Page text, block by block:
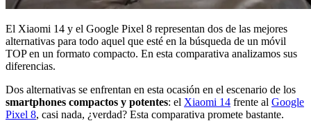
El Xiaomi 14 y el Google Pixel 8 representan dos de las mejores
alternativas para todo aquel que esté en la búsqueda de un móvil
TOP en un formato compacto. En esta comparativa analizamos sus
diferencias.
Dos alternativas se enfrentan en esta ocasión en el escenario de los
smartphones compactos y potentes: el Xiaomi 14 frente al Google
Pixel 8, casi nada, ¿verdad? Esta comparativa promete bastante.